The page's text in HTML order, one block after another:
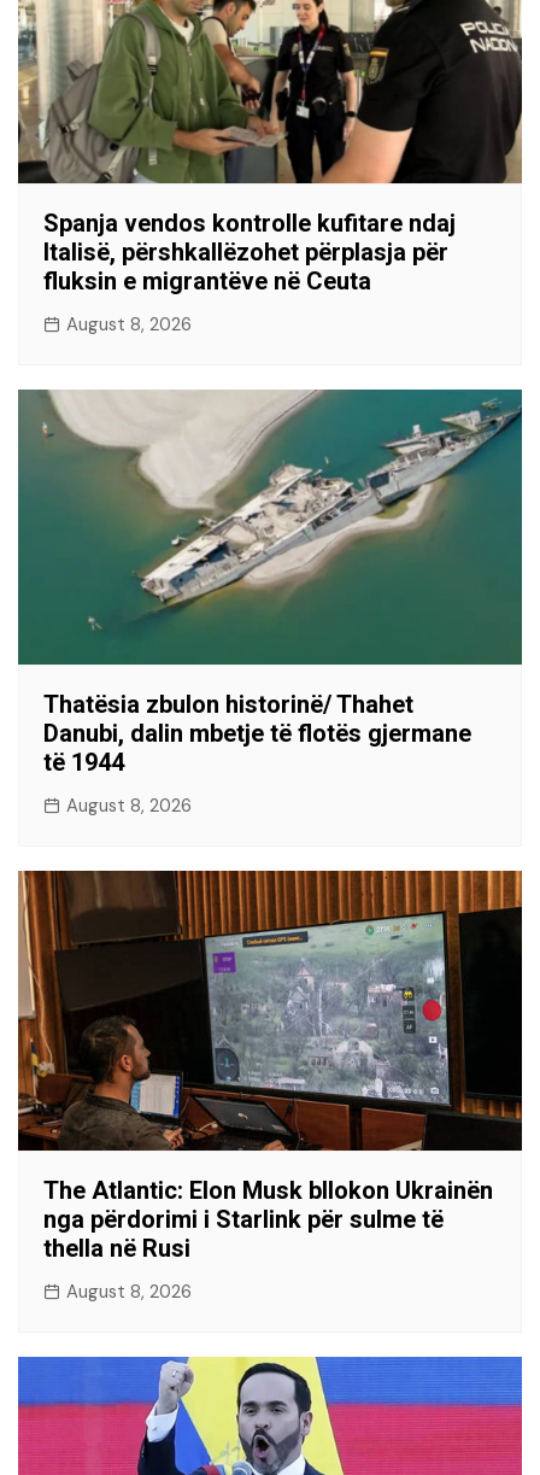
Spanja vendos kontrolle kufitare ndaj
Italisë, përshkallëzohet përplasja për
fluksin e migrantëve në Ceuta
August 8, 2026
Thatësia zbulon historinë/ Thahet
Danubi, dalin mbetje të flotës gjermane
të 1944
August 8, 2026
The Atlantic: Elon Musk bllokon Ukrainën
nga përdorimi i Starlink për sulme të
thella në Rusi
August 8, 2026